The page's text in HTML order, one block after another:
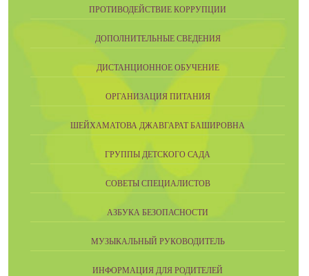
ПРОТИВОДЕЙСТВИЕ КОРРУПЦИИ
ДОПОЛНИТЕЛЬНЫЕ СВЕДЕНИЯ
ДИСТАНЦИОННОЕ ОБУЧЕНИЕ
ОРГАНИЗАЦИЯ ПИТАНИЯ
ШЕЙХАМАТОВА ДЖАВГАРАТ БАШИРОВНА
ГРУППЫ ДЕТСКОГО САДА
СОВЕТЫ СПЕЦИАЛИСТОВ
АЗБУКА БЕЗОПАСНОСТИ
МУЗЫКАЛЬНЫЙ РУКОВОДИТЕЛЬ
ИНФОРМАЦИЯ ДЛЯ РОДИТЕЛЕЙ